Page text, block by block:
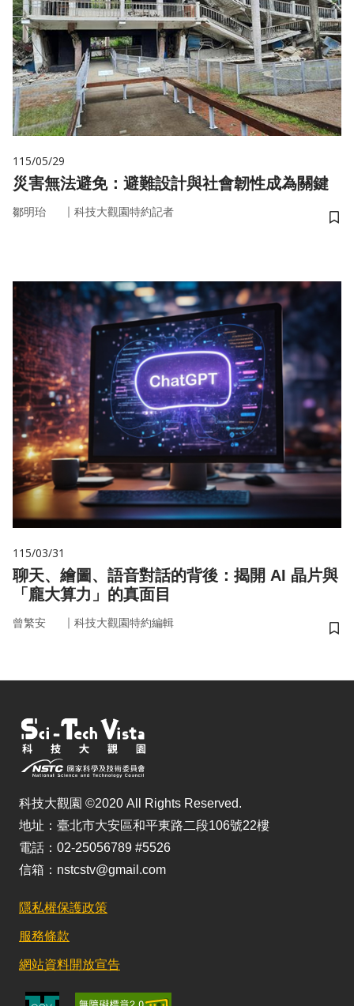
115/05/29
災害無法避免：避難設計與社會韌性成為關鍵
鄒明珆 ｜ 科技大觀園特約記者
儲
115/03/31
聊天、繪圖、語音對話的背後：揭開 AI 晶片與
「龐大算力」的真面目
曾繁安 ｜ 科技大觀園特約編輯
儲
科技大觀園 ©2020 All Rights Reserved.
地址：臺北市大安區和平東路二段106號22樓
電話：02-25056789 #5526
信箱：nstcstv@gmail.com
隱私權保護政策
服務條款
網站資料開放宣告